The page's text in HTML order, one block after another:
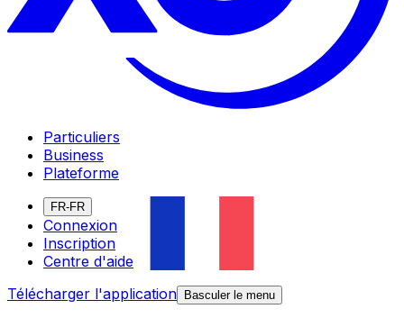
Particuliers
Business
Plateforme
FR-FR
Connexion
Inscription
Centre d'aide
Télécharger l'application
Basculer le menu